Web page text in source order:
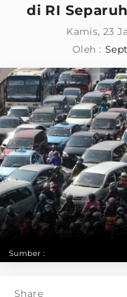
di RI
Kamis, 23
Oleh :
Sumber :
Share